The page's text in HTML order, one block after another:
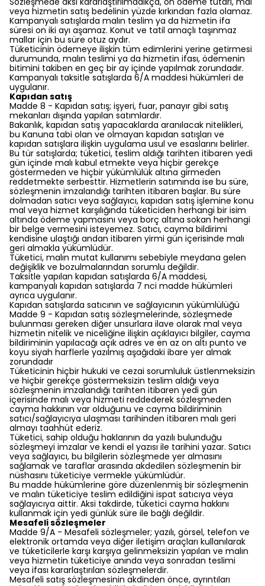
veya hizmetin satış bedelinin yüzde kırkından fazla olamaz.
Kampanyalı satışlarda malın teslim ya da hizmetin ifa
süresi on iki ayı aşamaz. Konut ve tatil amaçlı taşınmaz
mallar için bu süre otuz aydır.
Tüketicinin ödemeye ilişkin tüm edimlerini yerine getirmesi
durumunda, malın teslimi ya da hizmetin ifası, ödemenin
bitimini takiben en geç bir ay içinde yapılmak zorundadır.
Kampanyalı taksitle satışlarda 6/A maddesi hükümleri de
uygulanır.
Kapıdan satış
Madde 8 - Kapıdan satış; işyeri, fuar, panayır gibi satış
mekanları dışında yapılan satımlardır.
Bakanlık, kapıdan satış yapacaklarda aranılacak nitelikleri,
bu Kanuna tabi olan ve olmayan kapıdan satışları ve
kapıdan satışlara ilişkin uygulama usul ve esaslarını belirler.
Bu tür satışlarda; tüketici, teslim aldığı tarihten itibaren yedi
gün içinde malı kabul etmekte veya hiçbir gerekçe
göstermeden ve hiçbir yükümlülük altına girmeden
reddetmekte serbesttir. Hizmetlerin satımında ise bu süre,
sözleşmenin imzalandığı tarihten itibaren başlar. Bu süre
dolmadan satıcı veya sağlayıcı, kapıdan satış işlemine konu
mal veya hizmet karşılığında tüketiciden herhangi bir isim
altında ödeme yapmasını veya borç altına sokan herhangi
bir belge vermesini isteyemez. Satıcı, cayma bildirimi
kendisine ulaştığı andan itibaren yirmi gün içerisinde malı
geri almakla yükümlüdür.
Tüketici, malın mutat kullanımı sebebiyle meydana gelen
değişiklik ve bozulmalarından sorumlu değildir.
Taksitle yapılan kapıdan satışlarda 6/A maddesi,
kampanyalı kapıdan satışlarda 7 nci madde hükümleri
ayrıca uygulanır.
Kapıdan satışlarda satıcının ve sağlayıcının yükümlülüğü
Madde 9 - Kapıdan satış sözleşmelerinde, sözleşmede
bulunması gereken diğer unsurlara ilave olarak mal veya
hizmetin nitelik ve niceliğine ilişkin açıklayıcı bilgiler, cayma
bildiriminin yapılacağı açık adres ve en az on altı punto ve
koyu siyah harflerle yazılmış aşağıdaki ibare yer almak
zorundadır
Tüketicinin hiçbir hukuki ve cezai sorumluluk üstlenmeksizin
ve hiçbir gerekçe göstermeksizin teslim aldığı veya
sözleşmenin imzalandığı tarihten itibaren yedi gün
içerisinde malı veya hizmeti reddederek sözleşmeden
cayma hakkının var olduğunu ve cayma bildiriminin
satıcı/sağlayıcıya ulaşması tarihinden itibaren malı geri
almayı taahhüt ederiz.
Tüketici, sahip olduğu haklarının da yazılı bulunduğu
sözleşmeyi imzalar ve kendi el yazısı ile tarihini yazar. Satıcı
veya sağlayıcı, bu bilgilerin sözleşmede yer almasını
sağlamak ve taraflar arasında akdedilen sözleşmenin bir
nüshasını tüketiciye vermekle yükümlüdür.
Bu madde hükümlerine göre düzenlenmiş bir sözleşmenin
ve malın tüketiciye teslim edildiğini ispat satıcıya veya
sağlayıcıya aittir. Aksi takdirde, tüketici cayma hakkını
kullanmak için yedi günlük süre ile bağlı değildir.
Mesafeli sözleşmeler
Madde 9/A - Mesafeli sözleşmeler; yazılı, görsel, telefon ve
elektronik ortamda veya diğer iletişim araçları kullanılarak
ve tüketicilerle karşı karşıya gelinmeksizin yapılan ve malın
veya hizmetin tüketiciye anında veya sonradan teslimi
veya ifası kararlaştırılan sözleşmelerdir.
Mesafeli satış sözleşmesinin akdinden önce, ayrıntıları